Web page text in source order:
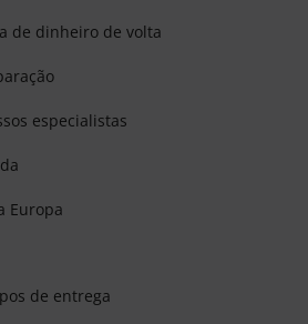
de dinheiro de volta
especialistas
Europa
de entrega